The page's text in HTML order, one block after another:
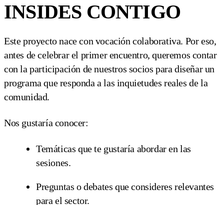
INSIDES CONTIGO
Este proyecto nace con vocación colaborativa. Por eso,
antes de celebrar el primer encuentro, queremos contar
con la participación de nuestros socios para diseñar un
programa que responda a las inquietudes reales de la
comunidad.
Nos gustaría conocer:
Temáticas que te gustaría abordar en las
sesiones.
Preguntas o debates que consideres relevantes
para el sector.